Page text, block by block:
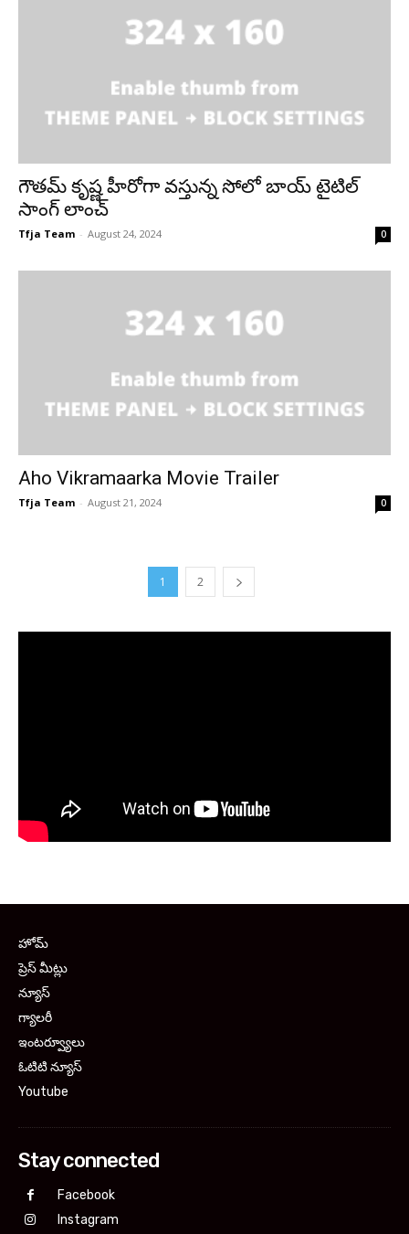
గౌతమ్ కృష్ణ హీరోగా వస్తున్న సోలో బాయ్ టైటిల్
సాంగ్ లాంచ్
Tfja Team - August 24, 2024 0
Aho Vikramaarka Movie Trailer
Tfja Team - August 21, 2024 0
1 2
హోమ్
ప్రెస్ మీట్లు
న్యూస్
గ్యాలరీ
ఇంటర్వ్యూలు
ఓటిటి న్యూస్
Youtube
Stay connected
Facebook
Instagram